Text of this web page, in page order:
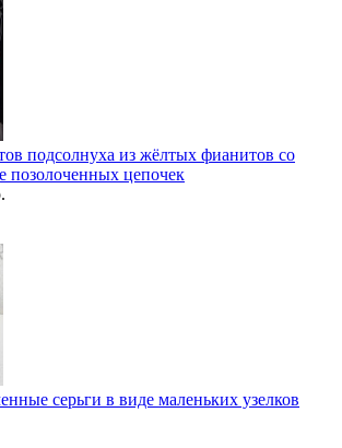
подсолнуха из жёлтых фианитов со
позолоченных цепочек
серьги в виде маленьких узелков